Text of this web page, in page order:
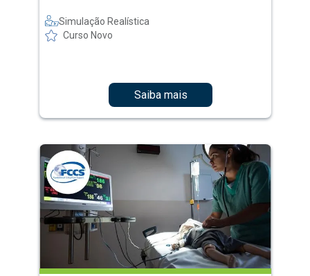
Simulação Realística
Curso Novo
Saiba mais